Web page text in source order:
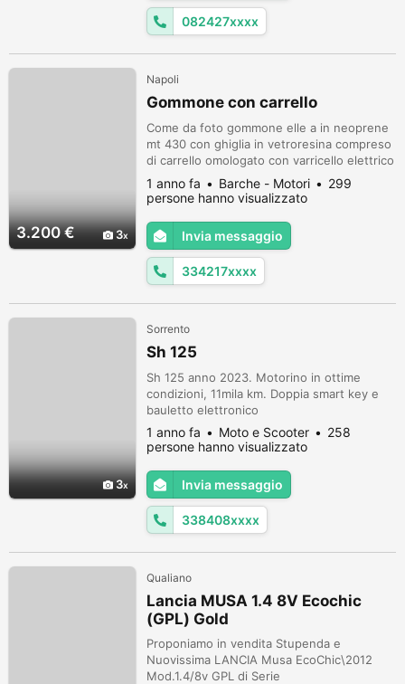
Accessori: Frigo Dometic Trivalente Da 98
...
082427xxxx
3.200 € 3
Napoli
Gommone con carrello
Come da foto gommone elle a in neoprene
mt 430 con ghiglia in vetroresina compreso
di carrello omologato con varricello elettrico
e telecomando con motore yamaha 40
cavalli 2 tempi con trim accensione
elettronica con libretto originale sempre
rimessato. Tolgo tutto per problemi
personali. Non si vende separatamente
.Telefonare dopo le ore 19.No curiosi e
per...
1 anno fa Barche - Motori
299
persone hanno visualizzato
Invia messaggio
334217xxxx
3
Sorrento
Sh 125
Sh 125 anno 2023. Motorino in ottime
condizioni, 11mila km. Doppia smart key e
bauletto elettronico
1 anno fa Moto e Scooter
258
persone hanno visualizzato
Invia messaggio
338408xxxx
Qualiano
Lancia MUSA 1.4 8V Ecochic
(GPL) Gold
Proponiamo in vendita Stupenda e
Nuovissima LANCIA Musa EcoChic\2012
Mod.1.4/8v GPL di Serie